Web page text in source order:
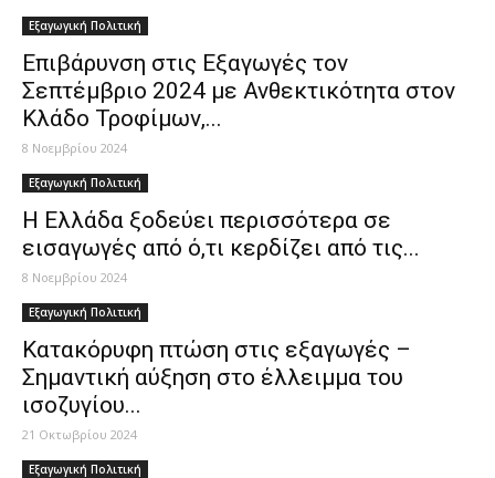
Εξαγωγική Πολιτική
Επιβάρυνση στις Εξαγωγές τον
Σεπτέμβριο 2024 με Ανθεκτικότητα στον
Κλάδο Τροφίμων,...
8 Νοεμβρίου 2024
Εξαγωγική Πολιτική
Η Ελλάδα ξοδεύει περισσότερα σε
εισαγωγές από ό,τι κερδίζει από τις...
8 Νοεμβρίου 2024
Εξαγωγική Πολιτική
Κατακόρυφη πτώση στις εξαγωγές –
Σημαντική αύξηση στο έλλειμμα του
ισοζυγίου...
21 Οκτωβρίου 2024
Εξαγωγική Πολιτική